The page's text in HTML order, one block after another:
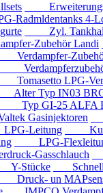
Radmldentanks 4-
Zyl.
Zubehör Landi
LPG-
Typ IN03 BRC
Typ GI-25 ALFA
Gasinjektoren
Leitung
LPG-
Gasschlauch
Stücke
un